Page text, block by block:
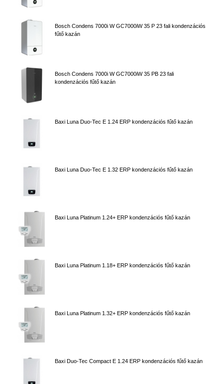
Bosch Condens 7000i W GC7000iW 35 P 23 fali kondenzációs
fűtő kazán
Bosch Condens 7000i W GC7000iW 35 PB 23 fali
kondenzációs fűtő kazán
Baxi Luna Duo-Tec E 1.24 ERP kondenzációs fűtő kazán
Baxi Luna Duo-Tec E 1.32 ERP kondenzációs fűtő kazán
Baxi Luna Platinum 1.24+ ERP kondenzációs fűtő kazán
Baxi Luna Platinum 1.18+ ERP kondenzációs fűtő kazán
Baxi Luna Platinum 1.32+ ERP kondenzációs fűtő kazán
Baxi Duo-Tec Compact E 1.24 ERP kondenzációs fűtő kazán